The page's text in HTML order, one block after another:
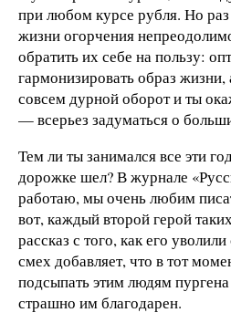
при любом курсе рубля. Но
жизни огорчения
обратить их себе на пользу:
гармонизировать образ
совсем дурной оборот и ты
— всерьез задуматься о
Тем ли ты занимался все эти
дорожке шел? В журнале
работаю, мы очень любим
вот, каждый второй герой
рассказ с того, как его
смех добавляет, что в тот
подсыпать этим людям
страшно им благодарен.